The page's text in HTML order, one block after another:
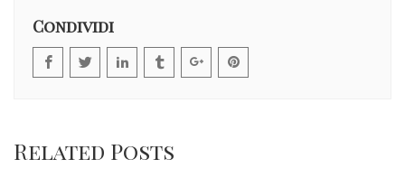
Condividi
Related Posts